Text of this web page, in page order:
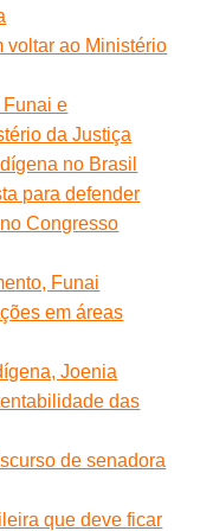
voltar ao Ministério
Funai e
da Justiça
no Brasil
para defender
Congresso
Funai
em áreas
Joenia
das
de senadora
que deve ficar